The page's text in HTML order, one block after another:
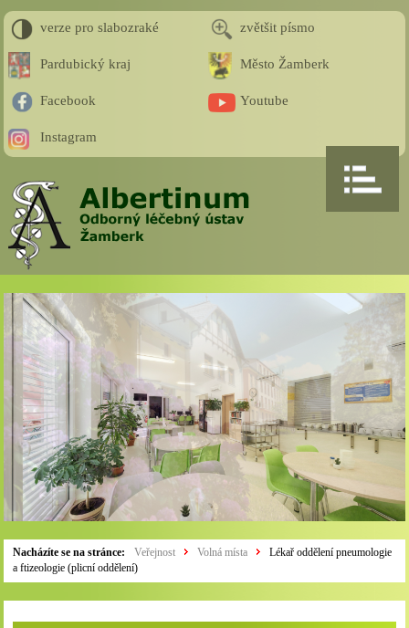
verze pro slabozraké zvětšit písmo
Pardubický kraj Město Žamberk
Facebook Youtube
Instagram
Nacházíte se na stránce: Veřejnost Volná místa
Lékař oddělení pneumologie
a ftizeologie (plicní oddělení)